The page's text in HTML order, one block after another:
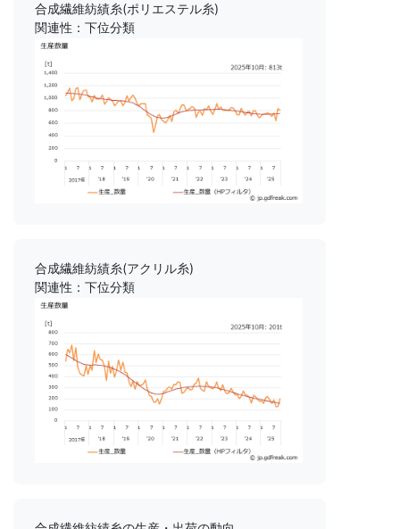
合成繊維紡績糸(ポリエステル糸)
関連性：下位分類
合成繊維紡績糸(アクリル糸)
関連性：下位分類